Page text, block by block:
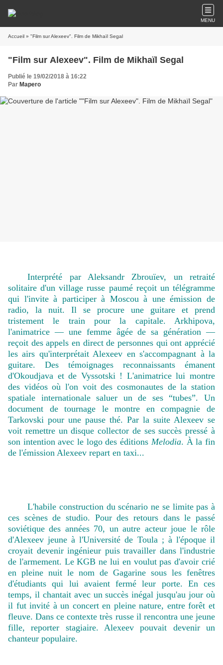
MENU
Accueil » "Film sur Alexeev". Film de Mikhaïl Segal
"Film sur Alexeev". Film de Mikhaïl Segal
Publié le 19/02/2018 à 16:22
Par Mapero
Interprété par Aleksandr Zbrouïev, un retraité
solitaire d'un village russe paumé reçoit un télégramme
qui l'invite à participer à Moscou à une émission de
radio, la nuit. Il se procure une guitare et prend
tristement le train pour la capitale. Arkhipova,
l'animatrice — une femme âgée de sa génération —
reçoit des appels en direct de personnes qui ont apprécié
les airs qu'interprétait Alexeev en s'accompagnant à la
guitare. Des témoignages reconnaissants émanent
d'Okoudjava et de Vyssotski ! L'animatrice lui montre
des vidéos où l'on voit des cosmonautes de la station
spatiale internationale saluer un de ses “tubes”. Un
document de tournage le montre en compagnie de
Tarkovski pour une pause thé. Par la suite Alexeev se
voit remettre un disque collector de ses succès pressé à
son intention avec le logo des éditions Melodia. À la fin
de l'émission Alexeev repart en taxi...
L'habile construction du scénario ne se limite pas à
ces scènes de studio. Pour des retours dans le passé
soviétique des années 70, un autre acteur joue le rôle
d'Alexeev jeune à l'Université de Toula ; à l'époque il
croyait devenir ingénieur puis travailler dans l'industrie
de l'armement. Le KGB ne lui en voulut pas d'avoir crié
en pleine nuit le nom de Gagarine sous les fenêtres
d'étudiants qui lui avaient fermé leur porte. En ces
temps, il chantait avec un succès inégal jusqu'au jour où
il fut invité à un concert en pleine nature, entre forêt et
fleuve. Dans ce contexte très russe il rencontra une jeune
fille, reporter stagiaire. Alexeev pouvait devenir un
chanteur populaire.